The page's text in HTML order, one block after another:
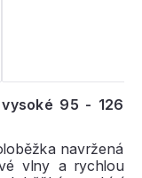
95 - 126
navržená
vlny a rychlou